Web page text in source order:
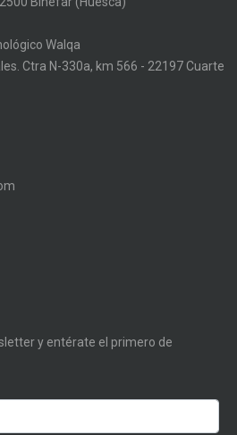
Walqa
Ctra N-330a, km 566 - 22197 Cuarte
y entérate el primero de